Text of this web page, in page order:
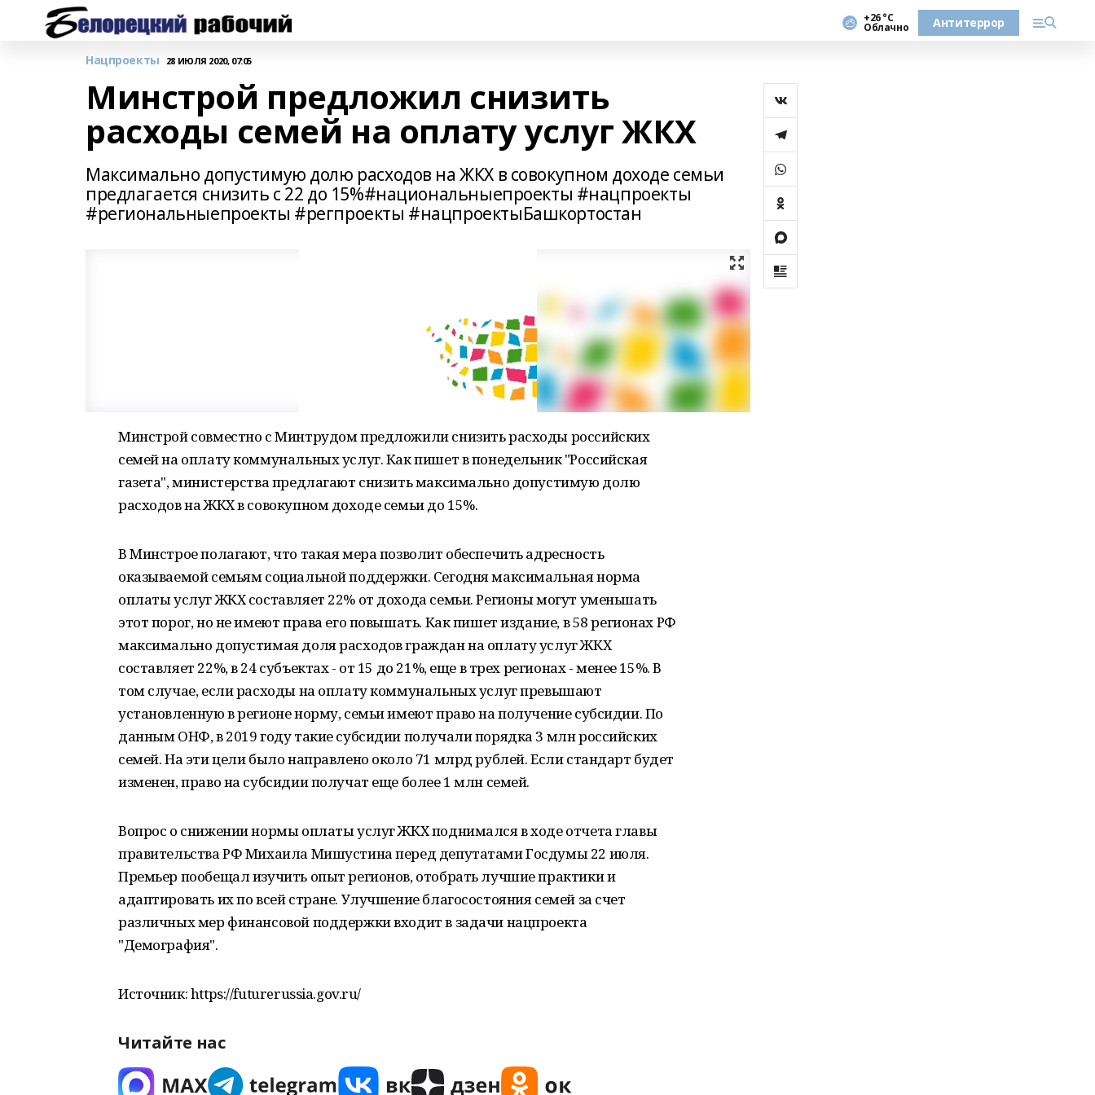
+26 °С
Облачно Антитеррор
Нацпроекты 28 ИЮЛЯ 2020, 07:05
Минстрой предложил снизить
расходы семей на оплату услуг ЖКХ
Максимально допустимую долю расходов на ЖКХ в совокупном доходе семьи
предлагается снизить с 22 до 15%#национальныепроекты #нацпроекты
#региональныепроекты #регпроекты #нацпроектыБашкортостан
Минстрой совместно с Минтрудом предложили снизить расходы российских
семей на оплату коммунальных услуг. Как пишет в понедельник "Российская
газета", министерства предлагают снизить максимально допустимую долю
расходов на ЖКХ в совокупном доходе семьи до 15%.
В Минстрое полагают, что такая мера позволит обеспечить адресность
оказываемой семьям социальной поддержки. Сегодня максимальная норма
оплаты услуг ЖКХ составляет 22% от дохода семьи. Регионы могут уменьшать
этот порог, но не имеют права его повышать. Как пишет издание, в 58 регионах РФ
максимально допустимая доля расходов граждан на оплату услуг ЖКХ
составляет 22%, в 24 субъектах - от 15 до 21%, еще в трех регионах - менее 15%. В
том случае, если расходы на оплату коммунальных услуг превышают
установленную в регионе норму, семьи имеют право на получение субсидии. По
данным ОНФ, в 2019 году такие субсидии получали порядка 3 млн российских
семей. На эти цели было направлено около 71 млрд рублей. Если стандарт будет
изменен, право на субсидии получат еще более 1 млн семей.
Вопрос о снижении нормы оплаты услуг ЖКХ поднимался в ходе отчета главы
правительства РФ Михаила Мишустина перед депутатами Госдумы 22 июля.
Премьер пообещал изучить опыт регионов, отобрать лучшие практики и
адаптировать их по всей стране. Улучшение благосостояния семей за счет
различных мер финансовой поддержки входит в задачи нацпроекта
"Демография".
Источник: https://futurerussia.gov.ru/
Читайте нас